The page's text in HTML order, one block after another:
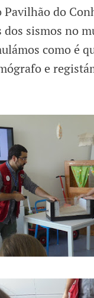
Pavilhão do
sismos no
como é
e